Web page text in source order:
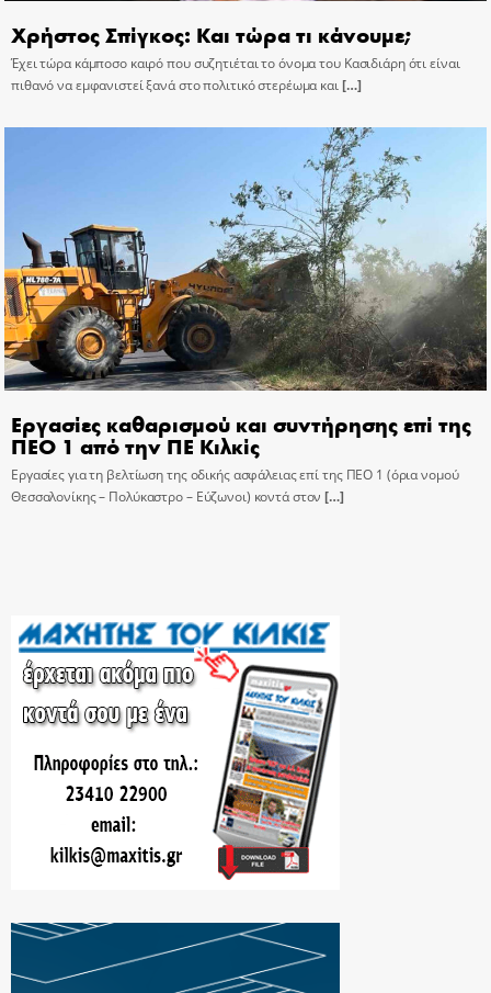
Χρήστος Σπίγκος: Και τώρα τι κάνουμε;
Έχει τώρα κάμποσο καιρό που συζητιέται το όνομα του Κασιδιάρη ότι είναι
πιθανό να εμφανιστεί ξανά στο πολιτικό στερέωμα και[…]
Εργασίες καθαρισμού και συντήρησης επί της
ΠΕΟ 1 από την ΠΕ Κιλκίς
Εργασίες για τη βελτίωση της οδικής ασφάλειας επί της ΠΕΟ 1 (όρια νομού
Θεσσαλονίκης – Πολύκαστρο – Εύζωνοι) κοντά στον […]